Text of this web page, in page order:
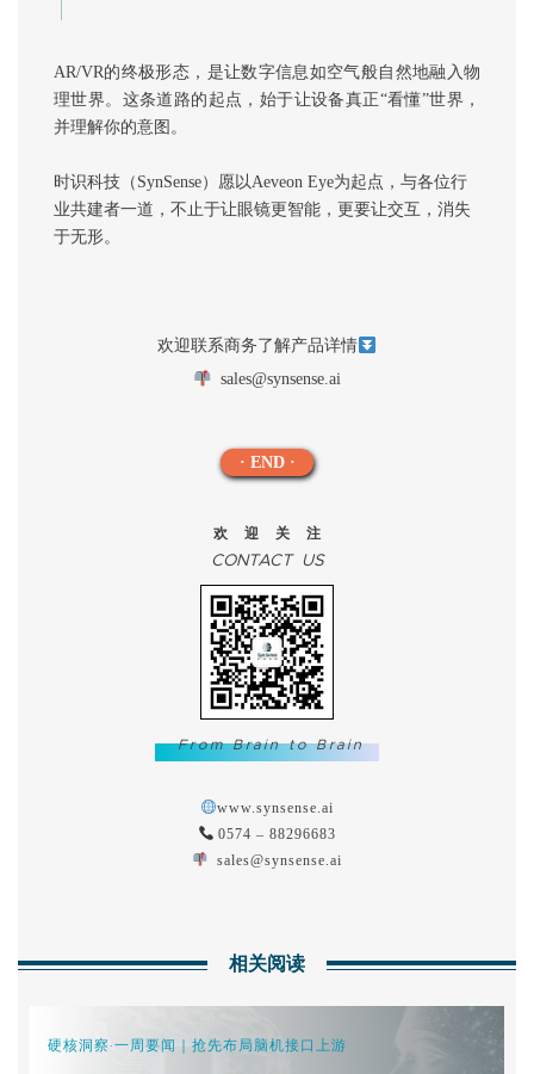
AR/VR的终极形态，是让数字信息如空气般自然地融入物
理世界。这条道路的起点，始于让设备真正“看懂”世界，
并理解你的意图。
时识科技（SynSense）愿以Aeveon Eye为起点，与各位行
业共建者一道，不止于让眼镜更智能，更要让交互，消失
于无形。
欢迎联系商务了解产品详情
sales@synsense.ai
· END ·
欢迎关注
CONTACT US
From Brain to Brain
www.synsense.ai
0574 – 88296683
sales@synsense.ai
相关阅读
硬核洞察·一周要闻｜抢先布局脑机接口上游